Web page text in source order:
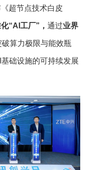
超节点技术白皮
“AI工厂”， 通过业界
破算力极限与能效瓶
础设施的可持续发展